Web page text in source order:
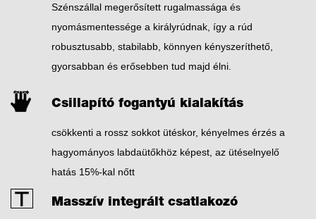
Szénszállal megerősített rugalmassága és
nyomásmentessége a királyrúdnak, így a rúd
robusztusabb, stabilabb, könnyen kényszeríthető,
gyorsabban és erősebben tud majd élni.
Csillapító fogantyú kialakítás
csökkenti a rossz sokkot ütéskor, kényelmes érzés a
hagyományos labdaütőkhöz képest, az ütéselnyelő
hatás 15%-kal nőtt
Masszív integrált csatlakozó